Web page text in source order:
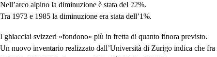
Nell’arco alpino la diminuzione è stata del 22%.
Tra 1973 e 1985 la diminuzione era stata dell’1%.
I ghiacciai svizzeri «fondono» più in fretta di quanto finora previsto.
Un nuovo inventario realizzato dall’Università di Zurigo indica che fra